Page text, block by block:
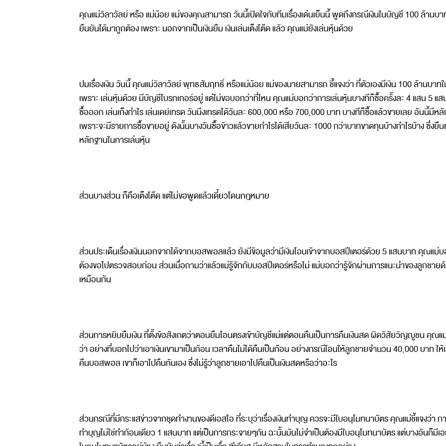
คุณแม่วิลาวัลย์ หรือ แม่น้อย แม่ของคุณสามารถ วันนี้เปิดใจกับทีมเรื่องเด่นเย็นนี้ พูดถึงกรณีเงินในบัญชี 100 ล้านบ
ยืนยันได้มาถูกต้อง เพราะ นอกจากเป็นเงินยืม เงินเล่นเต็งโต๊ด แล้ว คุณแม่ยังเล่นหุ้นด้วย
ปมเรื่องเงิน วันนี้ คุณแม่วิลาวัลย์ พุทธสัมฤทธิ์ หรือแม่น้อย แม่ของนายสามารถ ชี้แจงว่า ที่ตัวเองมีเงิน 100 ล้านบา
เพราะ เล่นหุ้นด้วย มีบัญชีโบรกเกอร์อยู่ แต่ไม่ขอบอกว่าที่ไหน คุณแม่บอกว่าการเล่นหุ้นบางทีก็ซื้อครั้งละ 4 แสน 5 แส
ซื้อออก เล่นเก็งกำไร เล่นเดย์เทรด วันนึงเทรดได้วันละ 600,000 หรือ 700,000 บาท บางทีก็ซื้อแล้วขายเลย อันนี้มีห
เพราะจะมีรายการซื้อขายอยู่ ดังนั้นบางวันซื้อข้าวแล้วขายกำไรได้เสียวันละ 1000 กว่าบาทขาดทุนบ้างกำไรบ้าง ซึ่งยื
หลักฐานในการเล่นหุ้น
ส่วนบางส่วน ก็คือเต็งโต๊ด แต่ไม่ขอพูดแล้วเดี๋ยวโดนกฎหมาย
ส่วนประเด็นเรื่องเงินนอกจากได้จากบอสพอลแล้ว ยังมีข้อมูลว่ามีเงินโอนเข้าจากบอสปีเตอร์ด้วย 5 แสนบาท คุณแม่
ต้องขอไปตรวจสอบก่อน ส่วนเมื่อถามว่าแล้วแม่รู้จักกับบอสปีเตอร์หรือไม่ แม่บอกว่ารู้จักผ่านการแนะนำของลูกชาย
เหมือนกัน
ส่วนการหยิบยืมเงิน ที่ตั้งข้อสังเกตว่าตอนยืมโอนตรงเข้าบัญชีแม่แต่ตอนคืนเป็นการคืนเงินสด ผิดวิสัยวิญญูชน คุณ
ว่า อย่างที่บอกไปว่าเอาเงินเขามาเป็นก้อน เวลาคืนไม่ได้คืนเป็นก้อน อย่างกรณีโอนให้ลูกชายจำนวน 40,000 บาท ให้
คืนบอสพอล เขาก็เอาไปคืนกันเอง ซึ่งไม่รู้ว่าลูกชายเอาไปคืนเป็นเงินสดหรือว่าอะไร
ส่วนกรณีที่มีกระแสข่าวจากชุดทำงานของดีเอสไอ ที่ระบุว่าเรื่องเงินทำบุญ ควรจะมีใบอนุโมทนาบัตร คุณแม่ชี้แจงว่า ก
ทำบุญไม่ใช่ทำก้อนเดียว 1 แสนบาท แต่เป็นการกระจายๆกัน ฉะนั้นมันไม่จำเป็นต้องมีใบอนุโมทนาบัตร แต่บางอันก็มีเ